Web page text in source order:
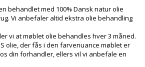
behandlet med 100% Dansk natur olie
Vi anbefaler altid ekstra olie behandling
vi at møblet olie behandles hver 3 måned.
olie, der fås i den farvenuance møblet er
din forhandler, ellers vil vi anbefale en